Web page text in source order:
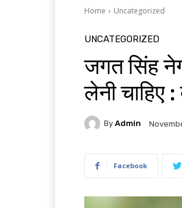
Home Uncategorized
UNCATEGORIZED
जगत सिंह
लेनी चाहिए
By Admin
Facebook